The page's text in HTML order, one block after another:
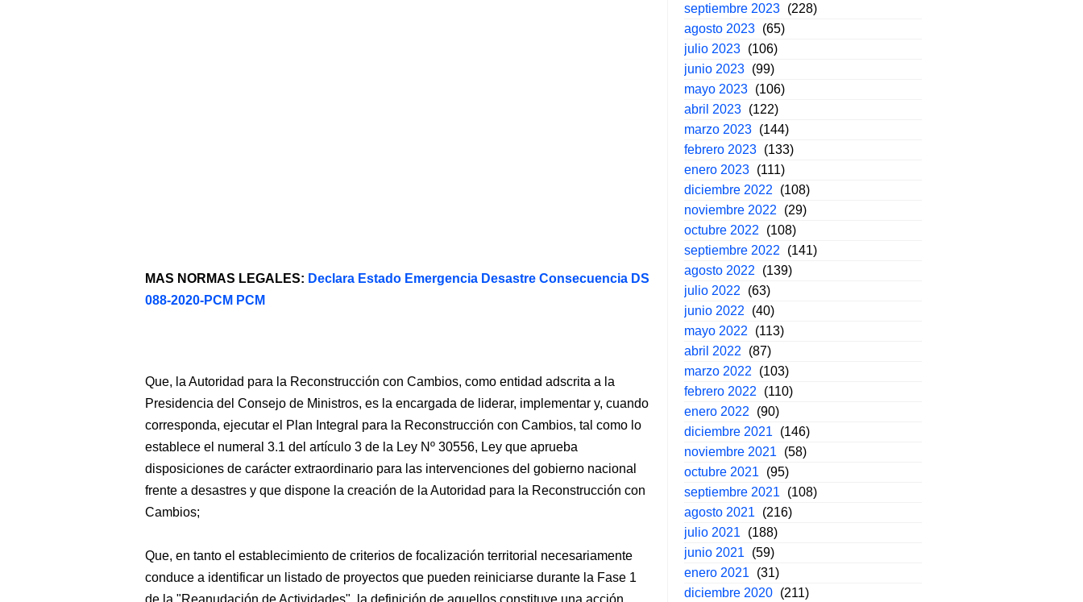
MAS NORMAS LEGALES: Declara Estado Emergencia Desastre Consecuencia DS
088-2020-PCM PCM
Que, la Autoridad para la Reconstrucción con Cambios, como entidad adscrita a la
Presidencia del Consejo de Ministros, es la encargada de liderar, implementar y, cuando
corresponda, ejecutar el Plan Integral para la Reconstrucción con Cambios, tal como lo
establece el numeral 3.1 del artículo 3 de la Ley Nº 30556, Ley que aprueba
disposiciones de carácter extraordinario para las intervenciones del gobierno nacional
frente a desastres y que dispone la creación de la Autoridad para la Reconstrucción con
Cambios;
Que, en tanto el establecimiento de criterios de focalización territorial necesariamente
conduce a identificar un listado de proyectos que pueden reiniciarse durante la Fase 1
de la "Reanudación de Actividades", la definición de aquellos constituye una acción
septiembre 2023 (228)
agosto 2023 (65)
julio 2023 (106)
junio 2023 (99)
mayo 2023 (106)
abril 2023 (122)
marzo 2023 (144)
febrero 2023 (133)
enero 2023 (111)
diciembre 2022
(108)
noviembre 2022
(29)
octubre 2022
(108)
septiembre 2022
(141)
agosto 2022
(139)
julio 2022
(63)
junio 2022
(40)
mayo 2022
(113)
abril 2022
(87)
marzo 2022
(103)
febrero 2022
(110)
enero 2022
(90)
diciembre 2021
(146)
noviembre 2021
(58)
octubre 2021
(95)
septiembre 2021
(108)
agosto 2021
(216)
julio 2021
(188)
junio 2021
(59)
enero 2021
(31)
diciembre 2020 (211)